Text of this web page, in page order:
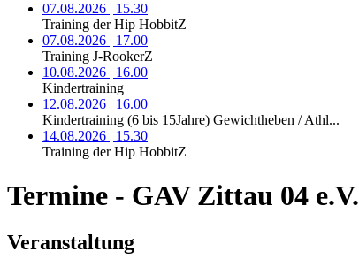
07.08.2026 | 15.30
Training der Hip HobbitZ
07.08.2026 | 17.00
Training J-RookerZ
10.08.2026 | 16.00
Kindertraining
12.08.2026 | 16.00
Kindertraining (6 bis 15Jahre) Gewichtheben / Athl...
14.08.2026 | 15.30
Training der Hip HobbitZ
Termine - GAV Zittau 04 e.V.
Veranstaltung